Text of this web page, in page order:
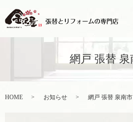
網戸 張替 泉
HOME お知らせ 網戸 張替 泉南市